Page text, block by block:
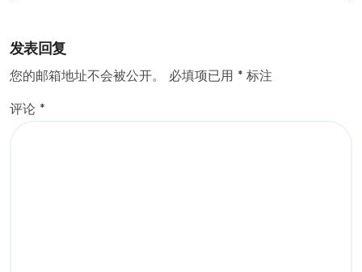
发表回复
您的邮箱地址不会被公开。 必填项已用 * 标注
评论 *